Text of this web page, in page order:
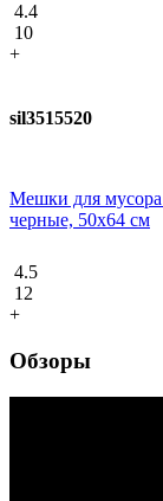
4.4
10
+
sil3515520
Мешки для
черные, 50х64 см
4.5
12
+
Обзоры